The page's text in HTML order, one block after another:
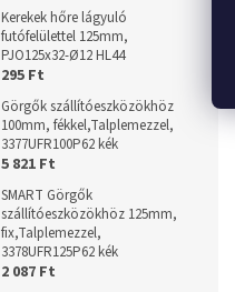
Kerekek hőre lágyuló
futófelülettel 125mm,
PJO125x32-Ø12 HL44
295 Ft
Görgők szállítóeszközökhöz
100mm, fékkel,Talplemezzel,
3377UFR100P62 kék
5 821 Ft
SMART Görgők
szállítóeszközökhöz 125mm,
fix,Talplemezzel,
3378UFR125P62 kék
2 087 Ft